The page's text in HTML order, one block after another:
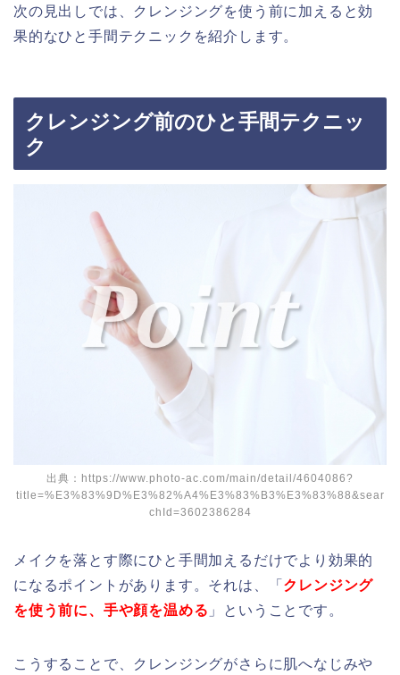
次の見出しでは、クレンジングを使う前に加えると効
果的なひと手間テクニックを紹介します。
クレンジング前のひと手間テクニッ
ク
出典：https://www.photo-ac.com/main/detail/4604086?
title=%E3%83%9D%E3%82%A4%E3%83%B3%E3%83%88&sear
chId=3602386284
メイクを落とす際にひと手間加えるだけでより効果的
になるポイントがあります。それは、「 クレンジング
を使う前に、手や顔を温める 」ということです。
こうすることで、クレンジングがさらに肌へなじみや